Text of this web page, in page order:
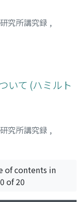
究所講究録 ,
いて (ハミルト
究所講究録 ,
of contents in
of 20